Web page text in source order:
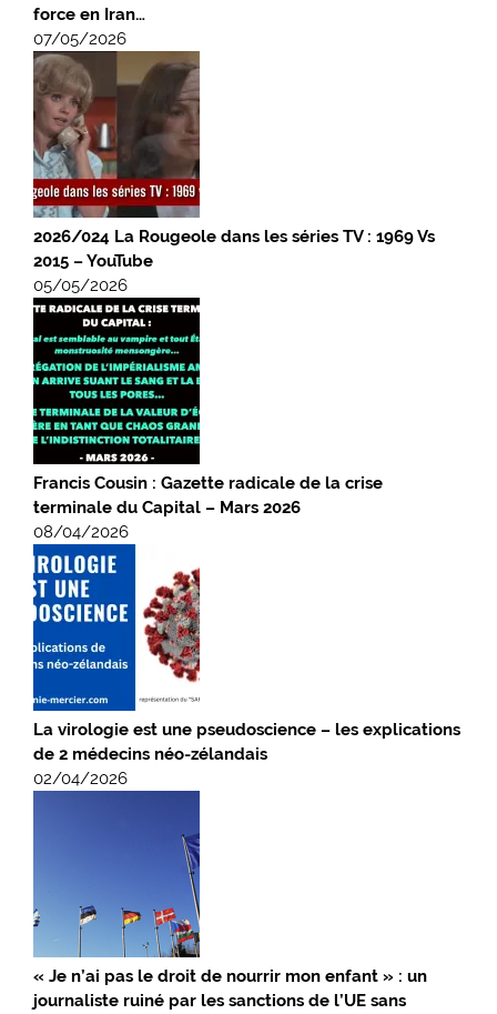
force en Iran…
07/05/2026
2026/024 La Rougeole dans les séries TV : 1969 Vs
2015 – YouTube
05/05/2026
Francis Cousin : Gazette radicale de la crise
terminale du Capital – Mars 2026
08/04/2026
La virologie est une pseudoscience – les explications
de 2 médecins néo-zélandais
02/04/2026
« Je n’ai pas le droit de nourrir mon enfant » : un
journaliste ruiné par les sanctions de l’UE sans